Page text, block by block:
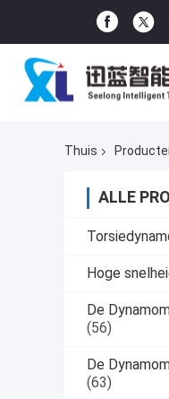
Thuis
ALLE
Hoge
De
(56)
De
(63)